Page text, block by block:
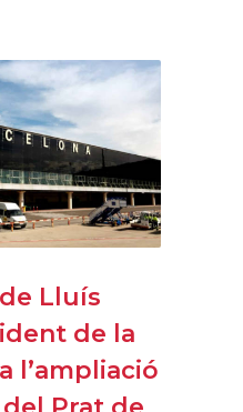
Lluís
de la
l’ampliació